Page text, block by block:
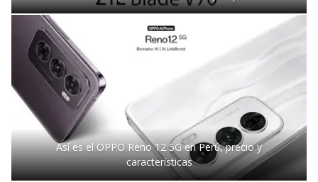
Así es el OPPO Reno 12 5G en Perú, precio y
características